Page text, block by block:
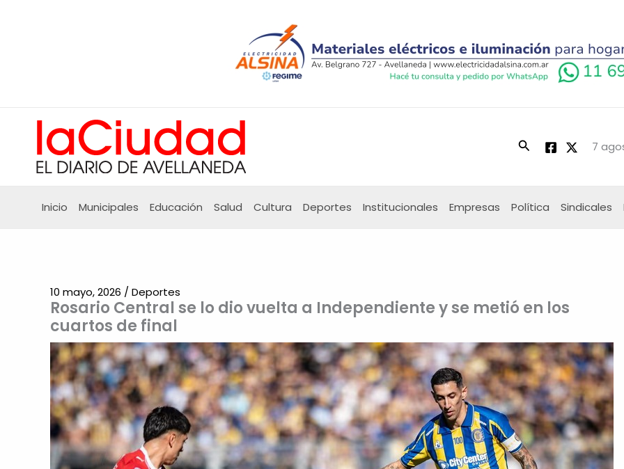
Buscar 7
Inicio Municipales Educación Salud Cultura Deportes Institucionales Empresas Política Sindicales
Rosario Central se lo dio vuelta a Independiente y se metió en los
cuartos de final
10 mayo, 2026 / Deportes